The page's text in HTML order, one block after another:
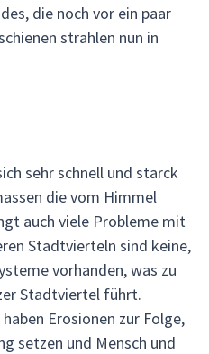
die noch vor ein paar
strahlen nun in
sehr schnell und starck
die vom Himmel
auch viele Probleme mit
Stadtvierteln sind keine,
vorhanden, was zu
Stadtviertel führt.
Erosionen zur Folge,
setzen und Mensch und